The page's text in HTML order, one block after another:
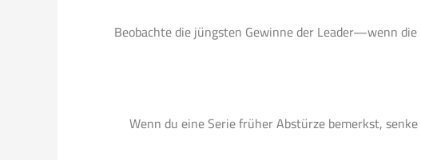
Beobachte die jüngsten Gewinne der Leader—wenn
Wenn du eine Serie früher Abstürze bemerkst,